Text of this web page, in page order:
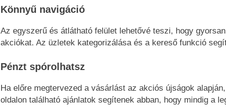
Könnyű navigáció
Az egyszerű és átlátható felület lehetővé teszi, hogy
akciókat. Az üzletek kategorizálása és a kereső funkció
Pénzt spórolhatsz
Ha előre megtervezed a vásárlást az akciós újságok
oldalon található ajánlatok segítenek abban, hogy mindig a